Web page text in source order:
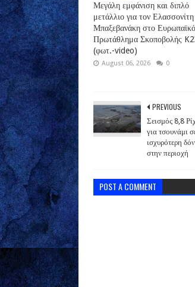
Μεγάλη εμφάνιση και διπλό
μετάλλιο για τον
Μπαξεβανάκη στο Ευρωπαϊκό
Πρωτάθλημα Σκοποβολής
(φωτ.-video)
August 06, 2026 0
PREVIOUS
Σεισμός 8,8
για τσουνάμι
ισχυρότερη
στην περιοχή
POST A COMMENT